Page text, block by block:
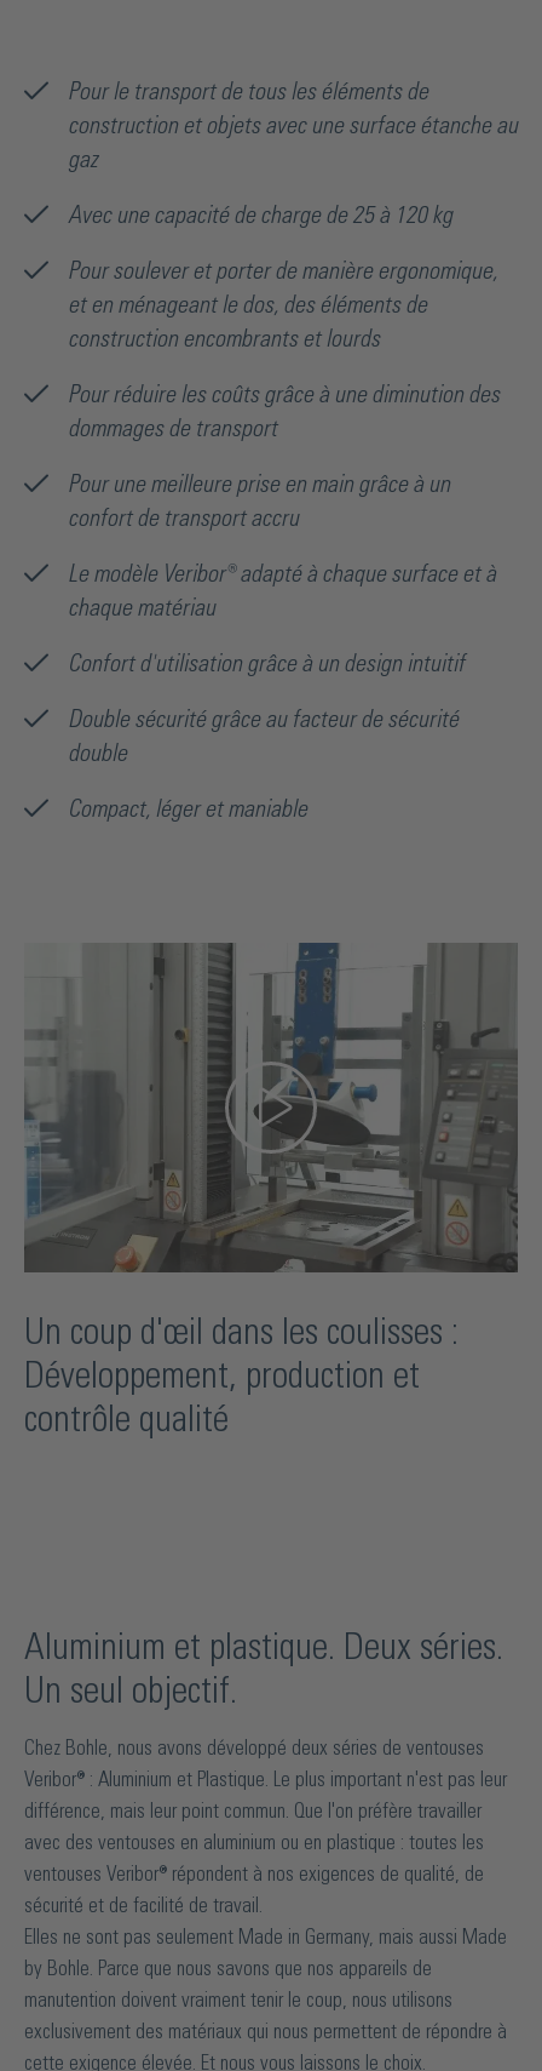
Pour le transport de tous les éléments de
construction et objets avec une surface étanche au
gaz
Avec une capacité de charge de 25 à 120 kg
Pour soulever et porter de manière ergonomique,
et en ménageant le dos, des éléments de
construction encombrants et lourds
Pour réduire les coûts grâce à une diminution des
dommages de transport
Pour une meilleure prise en main grâce à un
confort de transport accru
Le modèle Veribor® adapté à chaque surface et à
chaque matériau
Confort d'utilisation grâce à un design intuitif
Double sécurité grâce au facteur de sécurité
double
Compact, léger et maniable
Un coup d'œil dans les coulisses :
Développement, production et
contrôle qualité
Aluminium et plastique. Deux séries.
Un seul objectif.
Chez Bohle, nous avons développé deux séries de ventouses
Veribor® : Aluminium et Plastique. Le plus important n'est pas leur
différence, mais leur point commun. Que l'on préfère travailler
avec des ventouses en aluminium ou en plastique : toutes les
ventouses Veribor® répondent à nos exigences de qualité, de
sécurité et de facilité de travail.
Elles ne sont pas seulement Made in Germany, mais aussi Made
by Bohle. Parce que nous savons que nos appareils de
manutention doivent vraiment tenir le coup, nous utilisons
exclusivement des matériaux qui nous permettent de répondre à
cette exigence élevée. Et nous vous laissons le choix.